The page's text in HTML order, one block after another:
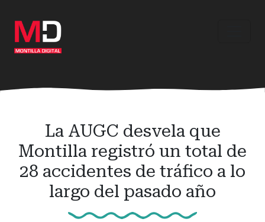
contenido
principal
La AUGC desvela que
Montilla registró un total de
28 accidentes de tráfico a lo
largo del pasado año